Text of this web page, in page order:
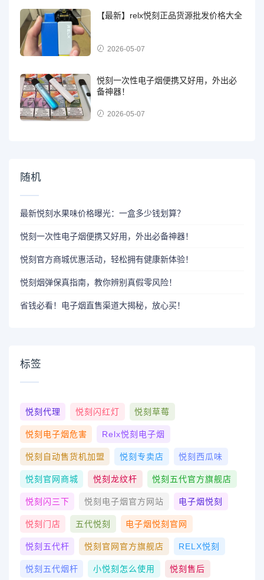
【最新】relx悦刻正品货源批发价格大全
2026-05-07
悦刻一次性电子烟便携又好用，外出必
备神器！
2026-05-07
随机
最新悦刻水果味价格曝光：一盒多少钱划算？
悦刻一次性电子烟便携又好用，外出必备神器！
悦刻官方商城优惠活动，轻松拥有健康新体验！
悦刻烟弹保真指南，教你辨别真假零风险！
省钱必看！电子烟直售渠道大揭秘，放心买！
标签
悦刻代理 悦刻闪红灯 悦刻草莓
悦刻电子烟危害 Relx悦刻电子烟
悦刻自动售货机加盟 悦刻专卖店 悦刻西瓜味
悦刻官网商城 悦刻龙纹杆 悦刻五代官方旗舰店
悦刻闪三下 悦刻电子烟官方网站 电子烟悦刻
悦刻门店 五代悦刻 电子烟悦刻官网
悦刻五代杆 悦刻官网官方旗舰店 RELX悦刻
悦刻五代烟杆 小悦刻怎么使用 悦刻售后